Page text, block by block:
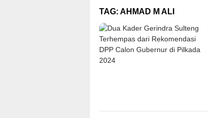
TAG: AHMAD M ALI